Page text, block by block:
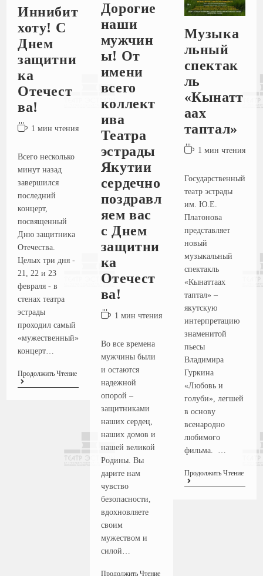
Иннибит
хоту! С
Днем
защитни
ка
Отечест
ва!
1 мин чтения
Всего несколько
минут назад
завершился
последний
концерт,
посвященный
Дню защитника
Отечества.
Целых три дня -
21, 22 и 23
февраля - в
стенах театра
эстрады
проходил самый
«мужественный»
концерт…
Продолжить Чтение
Дорогие
наши
мужчин
ы! От
имени
всего
коллект
ива
Театра
эстрады
Якутии
сердечно
поздравл
яем вас
с Днем
защитни
ка
Отечест
ва!
1 мин чтения
Во все времена
мужчины были
и остаются
надежной
опорой –
защитниками
наших сердец,
наших домов и
нашей великой
Родины. Вы
дарите нам
чувство
безопасности,
вдохновляете
своим
мужеством и
силой…
Продолжить Чтение
Музыка
льный
спектак
ль
«Кынатт
аах
таптал»
1 мин чтения
Государственный
театр эстрады
им. Ю.Е.
Платонова
представляет
новый
музыкальный
спектакль
«Кынаттаах
таптал» –
якутскую
интерпретацию
знаменитой
пьесы
Владимира
Гуркина
«Любовь и
голуби», легшей
в основу
всенародно
любимого
фильма. …
Продолжить Чтение